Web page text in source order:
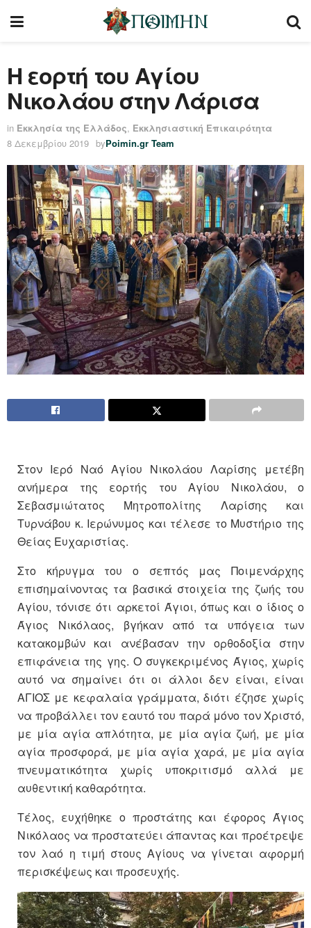
Η εορτή του Αγίου
Νικολάου στην Λάρισα
in Εκκλησία της Ελλάδος, Εκκλησιαστική Επικαιρότητα
8 Δεκεμβρίου 2019 byPoimin.gr Team
Στον Ιερό Ναό Αγίου Νικολάου Λαρίσης μετέβη
ανήμερα της εορτής του Αγίου Νικολάου, ο
Σεβασμιώτατος Μητροπολίτης Λαρίσης και
Τυρνάβου κ. Ιερώνυμος και τέλεσε το Μυστήριο της
Θείας Ευχαριστίας.
Στο κήρυγμα του ο σεπτός μας Ποιμενάρχης
επισημαίνοντας τα βασικά στοιχεία της ζωής του
Αγίου, τόνισε ότι αρκετοί Άγιοι, όπως και ο ίδιος ο
Άγιος Νικόλαος, βγήκαν από τα υπόγεια των
κατακομβών και ανέβασαν την ορθοδοξία στην
επιφάνεια της γης. Ο συγκεκριμένος Άγιος, χωρίς
αυτό να σημαίνει ότι οι άλλοι δεν είναι, είναι
ΑΓΙΟΣ με κεφαλαία γράμματα, διότι έζησε χωρίς
να προβάλλει τον εαυτό του παρά μόνο τον Χριστό,
με μία αγία απλότητα, με μία αγία ζωή, με μία
αγία προσφορά, με μία αγία χαρά, με μία αγία
πνευματικότητα χωρίς υποκριτισμό αλλά με
αυθεντική καθαρότητα.
Τέλος, ευχήθηκε ο προστάτης και έφορος Άγιος
Νικόλαος να προστατεύει άπαντας και προέτρεψε
τον λαό η τιμή στους Αγίους να γίνεται αφορμή
περισκέψεως και προσευχής.